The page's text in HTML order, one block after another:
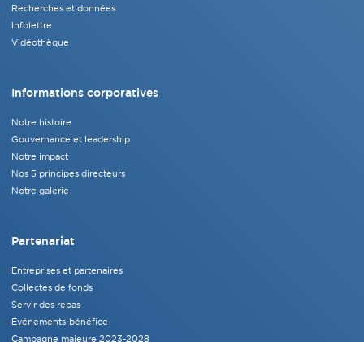
Recherches et données
Infolettre
Vidéothèque
Informations corporatives
Notre histoire
Gouvernance et leadership
Notre impact
Nos 5 principes directeurs
Notre galerie
Partenariat
Entreprises et partenaires
Collectes de fonds
Servir des repas
Événements-bénéfice
Campagne majeure 2023-2028